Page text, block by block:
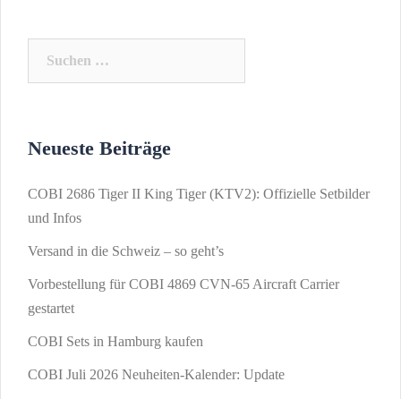
Neueste Beiträge
COBI 2686 Tiger II King Tiger (KTV2): Offizielle Setbilder
und Infos
Versand in die Schweiz – so geht’s
Vorbestellung für COBI 4869 CVN-65 Aircraft Carrier
gestartet
COBI Sets in Hamburg kaufen
COBI Juli 2026 Neuheiten-Kalender: Update